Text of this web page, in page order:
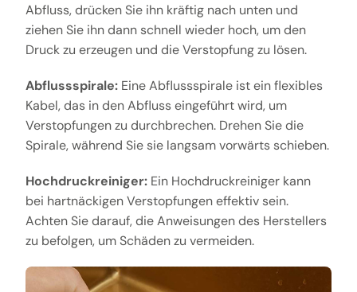
Abfluss, drücken Sie ihn kräftig nach unten und
ziehen Sie ihn dann schnell wieder hoch, um den
Druck zu erzeugen und die Verstopfung zu lösen.
Abflussspirale:Eine Abflussspirale ist ein flexibles
Kabel, das in den Abfluss eingeführt wird, um
Verstopfungen zu durchbrechen. Drehen Sie die
Spirale, während Sie sie langsam vorwärts schieben.
Hochdruckreiniger:Ein Hochdruckreiniger kann
bei hartnäckigen Verstopfungen effektiv sein.
Achten Sie darauf, die Anweisungen des Herstellers
zu befolgen, um Schäden zu vermeiden.